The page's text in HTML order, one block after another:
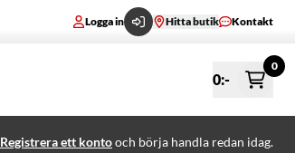
Logga in Hitta butik Kontakt
0:-
0
Registrera ett kontooch börja handla redan idag.